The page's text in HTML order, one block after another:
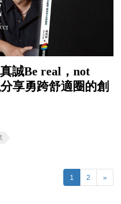
誠Be real，not
享勇跨舒適圈的創
1 2 »